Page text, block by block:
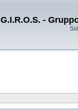
G.I.R.O.S. -